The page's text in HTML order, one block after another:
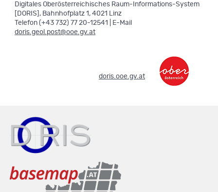
Digitales Oberösterreichisches Raum-Informations-System
[DORIS], Bahnhofplatz 1, 4021 Linz
Telefon (+43 732) 77 20-12541 | E-Mail
doris.geol.post@ooe.gv.at
doris.ooe.gv.at.